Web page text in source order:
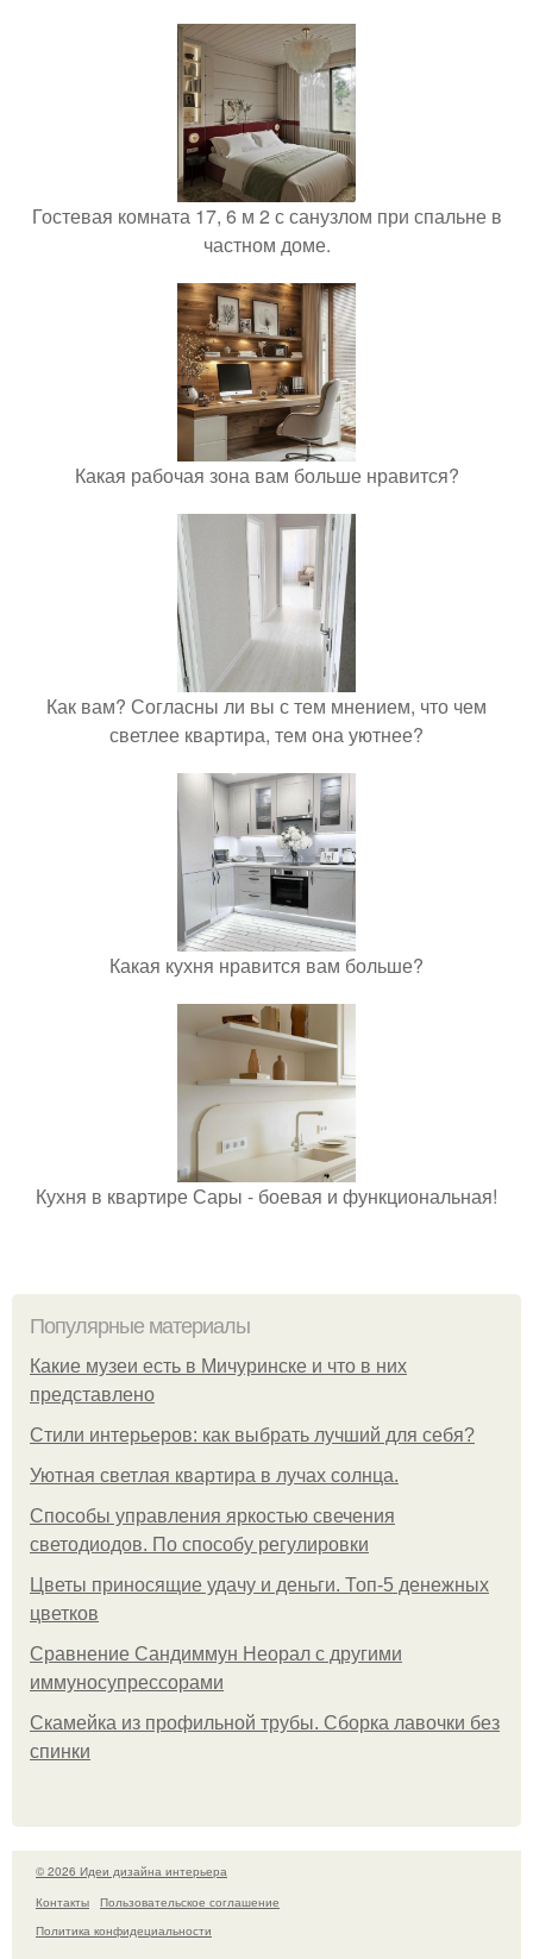
Гостевая комната 17, 6 м 2 с санузлом при спальне в
частном доме.
Какая рабочая зона вам больше нравится?
Как вам? Согласны ли вы с тем мнением, что чем
светлее квартира, тем она уютнее?
Какая кухня нравится вам больше?
Кухня в квартире Сары - боевая и функциональная!
Популярные материалы
Какие музеи есть в Мичуринске и что в них
представлено
Стили интерьеров: как выбрать лучший для себя?
Уютная светлая квартира в лучах солнца.
Способы управления яркостью свечения
светодиодов. По способу регулировки
Цветы приносящие удачу и деньги. Топ-5 денежных
цветков
Сравнение Сандиммун Неорал с другими
иммуносупрессорами
Скамейка из профильной трубы. Сборка лавочки без
спинки
© 2026 Идеи дизайна интерьера
Контакты
Пользовательское соглашение
Политика конфидециальности